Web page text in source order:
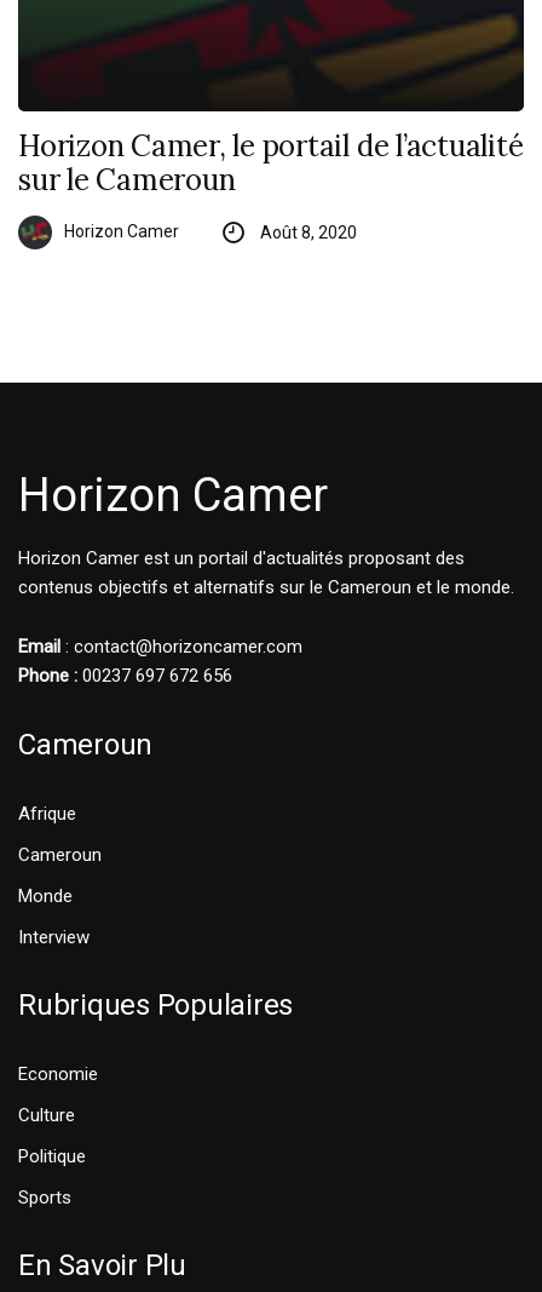
Horizon Camer, le portail de l’actualité
sur le Cameroun
Horizon Camer Août 8, 2020
Horizon Camer
Horizon Camer est un portail d'actualités proposant des
contenus objectifs et alternatifs sur le Cameroun et le monde.
Email : contact@horizoncamer.com
Phone : 00237 697 672 656
Cameroun
Afrique
Cameroun
Monde
Interview
Rubriques Populaires
Economie
Culture
Politique
Sports
En Savoir Plu